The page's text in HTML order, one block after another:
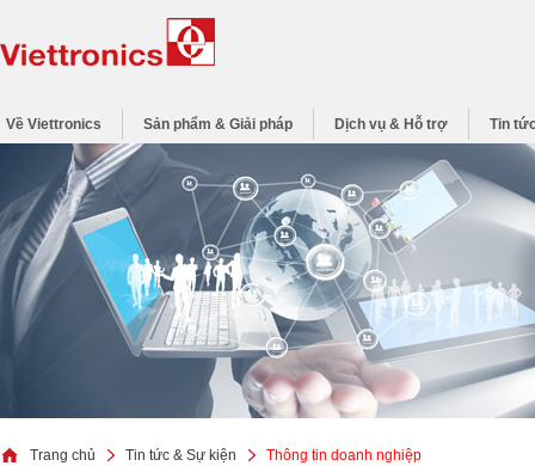
Về Viettronics Sản phẩm & Giải pháp Dịch vụ & Hỗ trợ Tin
Trang chủ Tin tức & Sự kiện Thông tin doanh nghiệp